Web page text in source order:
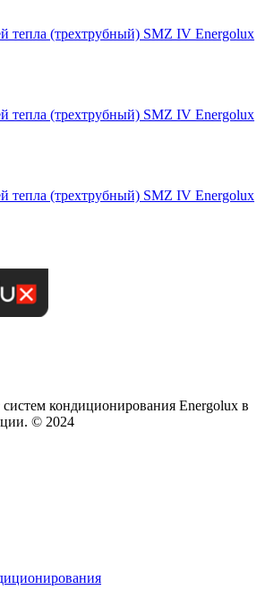
тепла (трехтрубный) SMZ IV Energolux
тепла (трехтрубный) SMZ IV Energolux
тепла (трехтрубный) SMZ IV Energolux
кондиционирования Energolux в
© 2024